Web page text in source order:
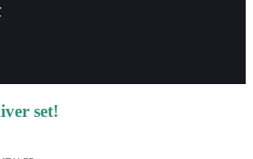
set!